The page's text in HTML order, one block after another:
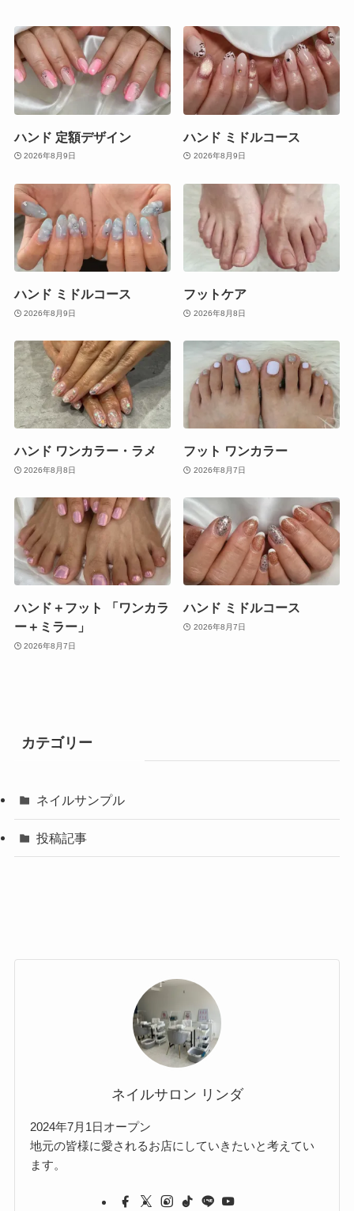
ハンド 定額デザイン
2026年8月9日
ハンド ミドルコース
2026年8月9日
ハンド ミドルコース
2026年8月9日
フットケア
2026年8月8日
ハンド ワンカラー・ラメ
2026年8月8日
フット ワンカラー
2026年8月7日
ハンド＋フット 「ワンカラ
ー＋ミラー」
2026年8月7日
ハンド ミドルコース
2026年8月7日
カテゴリー
ネイルサンプル
投稿記事
ネイルサロン リンダ
2024年7月1日オープン
地元の皆様に愛されるお店にしていきたいと考えてい
ます。